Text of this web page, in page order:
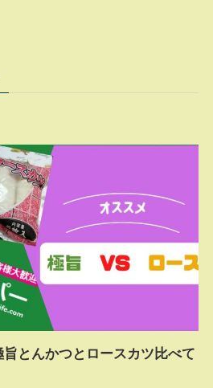
とんかつとロースカツ比べて